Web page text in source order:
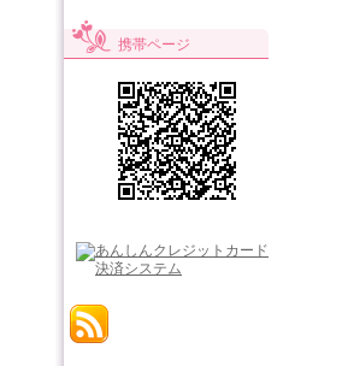
携帯ページ